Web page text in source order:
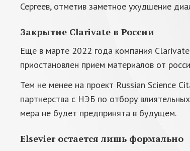
Сергеев, отметив заметное ухудшение
Закрытие Clarivate в России
Еще в марте 2022 года компания
приостановлен прием материалов от
Тем не менее на проект Russian Science
партнерства с НЭБ по отбору
мера не будет предпринята в будущем.
Elsevier остается лишь формально